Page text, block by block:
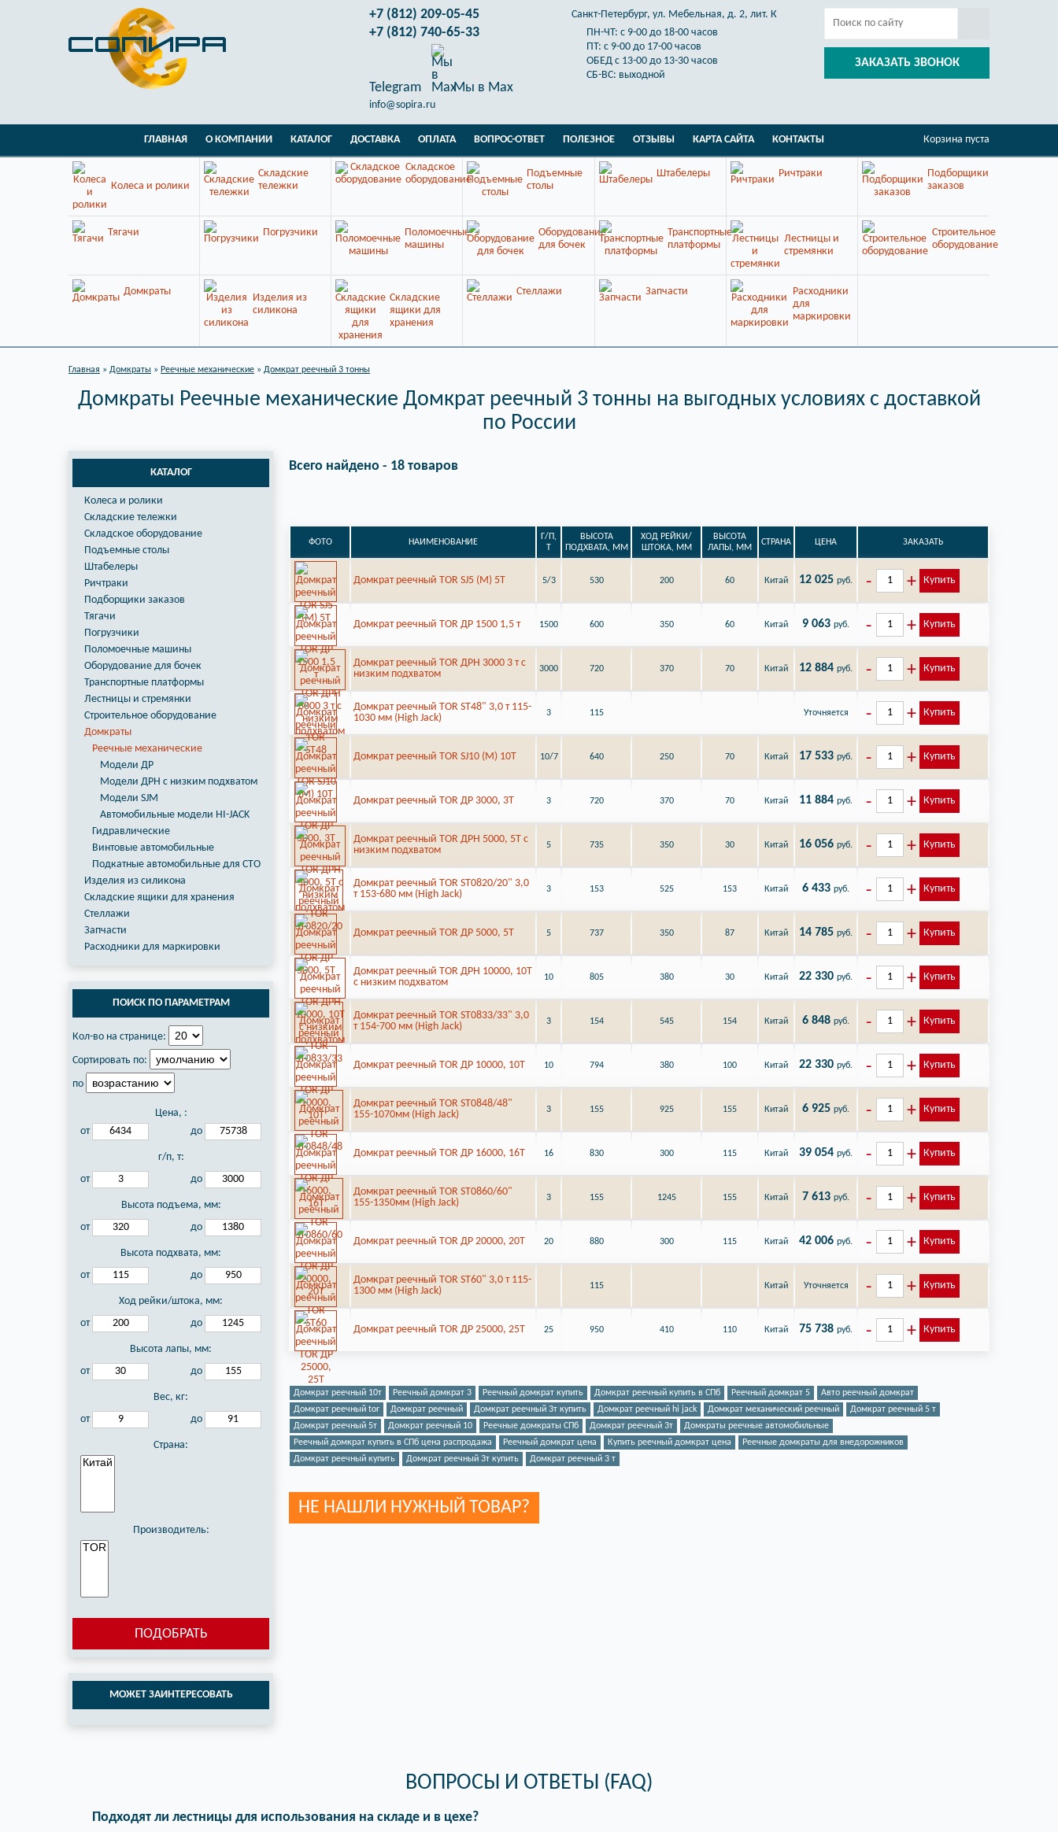
ЗАКАЗАТЬ ЗВОНОК
Санкт-Петербург, ул. Мебельная, д. 2, лит. К
ПН-ЧТ: с 9-00 до 18-00 часов
ПТ: с 9-00 до 17-00 часов
ОБЕД с 13-00 до 13-30 часов
СБ-ВС: выходной
+7 (812) 209-05-45
+7 (812) 740-65-33
Telegram Мы в Max
info@sopira.ru
ГЛАВНАЯ О КОМПАНИИ КАТАЛОГ ДОСТАВКА ОПЛАТА ВОПРОС-ОТВЕТ ПОЛЕЗНОЕ ОТЗЫВЫ КАРТА САЙТА КОНТАКТЫ Корзина пуста
Колеса и ролики
Складские
тележки
Складское
оборудование
Подъемные
столы
Штабелеры Ричтраки
Подборщики
заказов
Тягачи Погрузчики
Поломоечные
машины
Оборудование
для бочек
Транспортные
платформы
Лестницы и
стремянки
Строительное
оборудование
Домкраты
Изделия из
силикона
Складские
ящики для
хранения
Стеллажи Запчасти
Расходники
для
маркировки
Главная » Домкраты » Реечные механические » Домкрат реечный 3 тонны
Домкраты Реечные механические Домкрат реечный 3 тонны на выгодных условиях с доставкой
по России
КАТАЛОГ
Колеса и ролики
Складские тележки
Складское оборудование
Подъемные столы
Штабелеры
Ричтраки
Подборщики заказов
Тягачи
Погрузчики
Поломоечные машины
Оборудование для бочек
Транспортные платформы
Лестницы и стремянки
Строительное оборудование
Домкраты
Реечные механические
Модели ДР
Модели ДРН с низким подхватом
Модели SJM
Автомобильные модели HI-JACK
Гидравлические
Винтовые автомобильные
Подкатные автомобильные для СТО
Изделия из силикона
Складские ящики для хранения
Стеллажи
Запчасти
Расходники для маркировки
ПОИСК ПО ПАРАМЕТРАМ
Кол-во на странице:
Сортировать по:
по
Цена, :
от
до
г/п, т:
от
до
Высота подъема, мм:
от
до
Высота подхвата, мм:
от
до
Ход рейки/штока, мм:
от
до
Высота лапы, мм:
от
до
Вес, кг:
от
до
Страна:
Производитель:
ПОДОБРАТЬ
МОЖЕТ ЗАИНТЕРЕСОВАТЬ
Всего найдено - 18 товаров
ФОТО НАИМЕНОВАНИЕ
Г/П,
Т
ВЫСОТА
ПОДХВАТА, ММ
ХОД РЕЙКИ/
ШТОКА, ММ
ВЫСОТА
ЛАПЫ, ММ
СТРАНА ЦЕНА ЗАКАЗАТЬ
Домкрат реечный TOR SJ5 (M) 5Т 5/3 530 200 60 Китай 12 025 руб. Купить
Домкрат реечный TOR ДР 1500 1,5 т 1500 600 350 60 Китай 9 063 руб. Купить
Домкрат реечный TOR ДРН 3000 3 т с
низким подхватом
3000 720 370 70 Китай 12 884 руб. Купить
Домкрат реечный TOR ST48" 3,0 т 115-
1030 мм (High Jack)
3 115 Уточняется Купить
Домкрат реечный TOR SJ10 (M) 10Т 10/7 640 250 70 Китай 17 533 руб. Купить
Домкрат реечный TOR ДР 3000, 3Т 3 720 370 70 Китай 11 884 руб. Купить
Домкрат реечный TOR ДРН 5000, 5Т с
низким подхватом
5 735 350 30 Китай 16 056 руб. Купить
Домкрат реечный TOR ST0820/20" 3,0
т 153-680 мм (High Jack)
3 153 525 153 Китай 6 433 руб. Купить
Домкрат реечный TOR ДР 5000, 5Т 5 737 350 87 Китай 14 785 руб. Купить
Домкрат реечный TOR ДРН 10000, 10Т
с низким подхватом
10 805 380 30 Китай 22 330 руб. Купить
Домкрат реечный TOR ST0833/33" 3,0
т 154-700 мм (High Jack)
3 154 545 154 Китай 6 848 руб. Купить
Домкрат реечный TOR ДР 10000, 10Т 10 794 380 100 Китай 22 330 руб. Купить
Домкрат реечный TOR ST0848/48"
155-1070мм (High Jack)
3 155 925 155 Китай 6 925 руб. Купить
Домкрат реечный TOR ДР 16000, 16Т 16 830 300 115 Китай 39 054 руб. Купить
Домкрат реечный TOR ST0860/60"
155-1350мм (High Jack)
3 155 1245 155 Китай 7 613 руб. Купить
Домкрат реечный TOR ДР 20000, 20Т 20 880 300 115 Китай 42 006 руб. Купить
Домкрат реечный TOR ST60" 3,0 т 115-
1300 мм (High Jack)
115 Китай Уточняется Купить
Домкрат реечный TOR ДР 25000, 25Т 25 950 410 110 Китай 75 738 руб. Купить
Домкрат реечный 10т Реечный домкрат 3 Реечный домкрат купить Домкрат реечный купить в СПб Реечный домкрат 5
Авто реечный домкрат
Домкрат реечный tor
Домкрат реечный Домкрат реечный 3т купить Домкрат реечный hi jack Домкрат механический реечный
Домкрат реечный 5 т
Домкрат реечный 5т
Домкрат реечный 10 Реечные домкраты СПб Домкрат реечный 3т
Домкраты реечные автомобильные
Реечный домкрат купить в СПб цена распродажа
Реечный домкрат цена Купить реечный домкрат цена
Реечные домкраты для внедорожников
Домкрат реечный купить
Домкрат реечный 3т купить Домкрат реечный 3 т
НЕ НАШЛИ НУЖНЫЙ ТОВАР?
ВОПРОСЫ И ОТВЕТЫ (FAQ)
Подходят ли лестницы для использования на складе и в цехе?